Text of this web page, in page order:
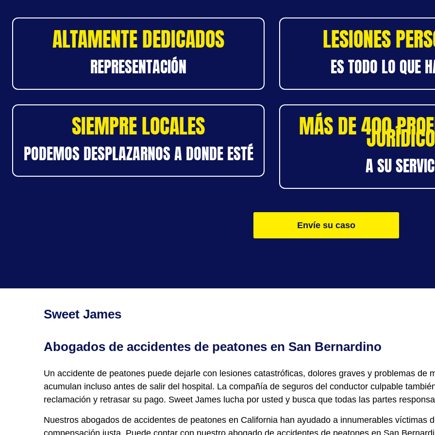
ALTAMENTE DEDICADOS
REPRESENTACIÓN
LESIONES
ES TODO LO QUE
SIEMPRE LOCALES
PODEMOS DESPLAZARNOS A DONDE ESTÉ
MÁS DE 400
A SU
Envíe su caso
Sweet James
Abogados de accidentes de peatones en San Bernardino
Un accidente de peatones puede dejarle con lesiones catastróficas, dolores graves y problemas de
acumulan incluso antes de salir del hospital. La compañía de seguros del conductor culpable
reclamación y retrasar su pago. Sweet James lucha por usted y busca que todas las partes
Nuestros abogados de accidentes de peatones en California han ayudado a innumerables víctimas
compensación justa. Puede contar con nuestro abogado de accidentes de peatones en San